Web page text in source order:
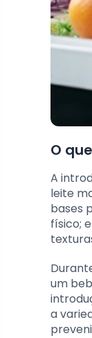
O
A
leite
bases
físico;
um
a